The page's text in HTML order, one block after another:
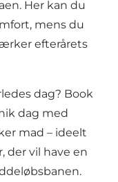
Her kan du
mens du
efterårets
dag? Book
dag med
mad – ideelt
der vil have en